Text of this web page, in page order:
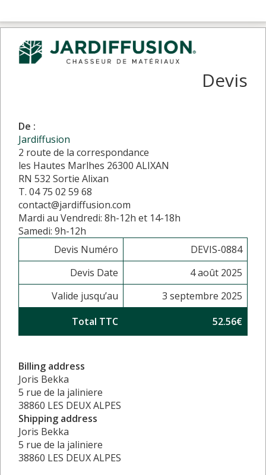
Devis
De :
Jardiffusion
2 route de la correspondance
les Hautes Marlhes 26300 ALIXAN
RN 532 Sortie Alixan
T. 04 75 02 59 68
contact@jardiffusion.com
Mardi au Vendredi: 8h-12h et 14-18h
Samedi: 9h-12h
Devis Numéro
DEVIS-0884
Devis Date
4 août 2025
Valide jusqu’au
3 septembre 2025
Total TTC
52.56€
Billing address
Joris Bekka
5 rue de la jaliniere
38860 LES DEUX ALPES
Shipping address
Joris Bekka
5 rue de la jaliniere
38860 LES DEUX ALPES